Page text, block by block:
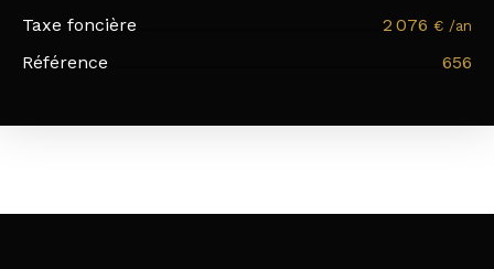
Taxe foncière
2 076 € /an
Référence 656